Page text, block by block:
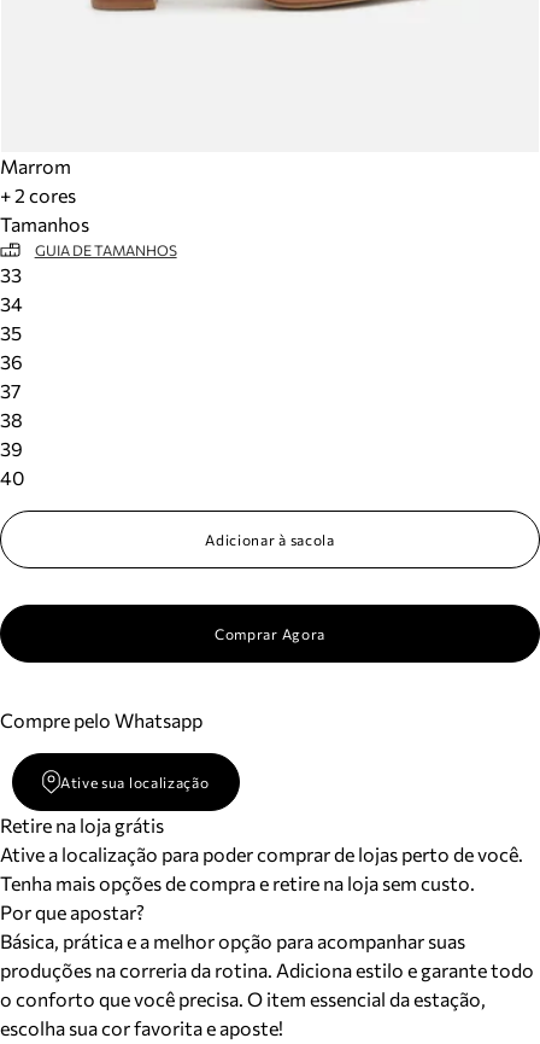
Marrom
+ 2 cores
Tamanhos
GUIA DE TAMANHOS
33
34
35
36
37
38
39
40
Adicionar à sacola
Comprar Agora
Compre pelo Whatsapp
Ative sua localização
Retire na loja grátis
Ative a localização para poder comprar de lojas perto de você.
Tenha mais opções de compra e retire na loja sem custo.
Por que apostar?
Básica, prática e a melhor opção para acompanhar suas
produções na correria da rotina. Adiciona estilo e garante todo
o conforto que você precisa. O item essencial da estação,
escolha sua cor favorita e aposte!